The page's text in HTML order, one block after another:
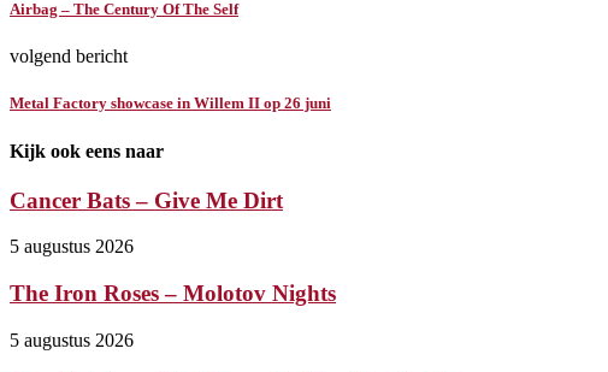
Airbag – The Century Of The Self
volgend bericht
Metal Factory showcase in Willem II op 26 juni
Kijk ook eens naar
Cancer Bats – Give Me Dirt
5 augustus 2026
The Iron Roses – Molotov Nights
5 augustus 2026